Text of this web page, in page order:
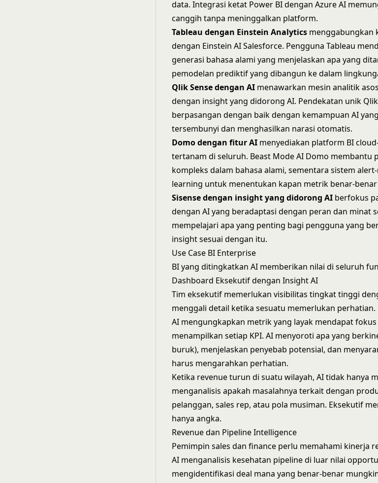
data. Integrasi ketat Power BI dengan Azure AI
canggih tanpa meninggalkan platform.
Tableau dengan Einstein Analytics menggabungkan
dengan Einstein AI Salesforce. PenggunaTableau
generasi bahasa alami yang menjelaskan apa yang
pemodelan prediktif yang dibangun ke dalam
Qlik Sense dengan AI menawarkan mesin analitik
dengan insight yang didorong AI. Pendekatan unik Qlik
berpasangan dengan baik dengan kemampuan AI
tersembunyi dan menghasilkan narasi otomatis.
Domo dengan fitur AI menyediakan platform BI
tertanam di seluruh. Beast Mode AI Domo membantu
kompleks dalam bahasa alami, sementara sistem
learning untuk menentukan kapan metrik benar-
Sisense dengan insight yang didorong AI berfokus
dengan AI yang beradaptasi dengan peran dan minat
mempelajari apa yang penting bagi pengguna yang
insight sesuai dengan itu.
Use Case BI Enterprise
BI yang ditingkatkan AI memberikan nilai di seluruh
Dashboard Eksekutif dengan Insight AI
Tim eksekutif memerlukan visibilitas tingkat tinggi
menggali detail ketika sesuatu memerlukan perhatian.
AI mengungkapkan metrik yang layak mendapat
menampilkan setiap KPI. AI menyoroti apa yang
buruk), menjelaskan penyebab potensial, dan
harus mengarahkan perhatian.
Ketika revenue turun di suatu wilayah, AI tidak hanya
menganalisis apakah masalahnya terkait dengan
pelanggan, sales rep, atau pola musiman. Eksekutif
hanya angka.
Revenue dan Pipeline Intelligence
Pemimpin sales dan finance perlu memahami kinerja
AI menganalisis kesehatan pipeline di luar nilai
mengidentifikasi deal mana yang benar-benar